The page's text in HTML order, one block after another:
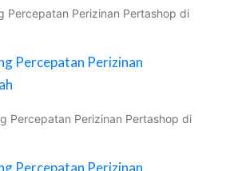
Percepatan Perizinan Pertashop di
Percepatan Perizinan
Percepatan Perizinan Pertashop di